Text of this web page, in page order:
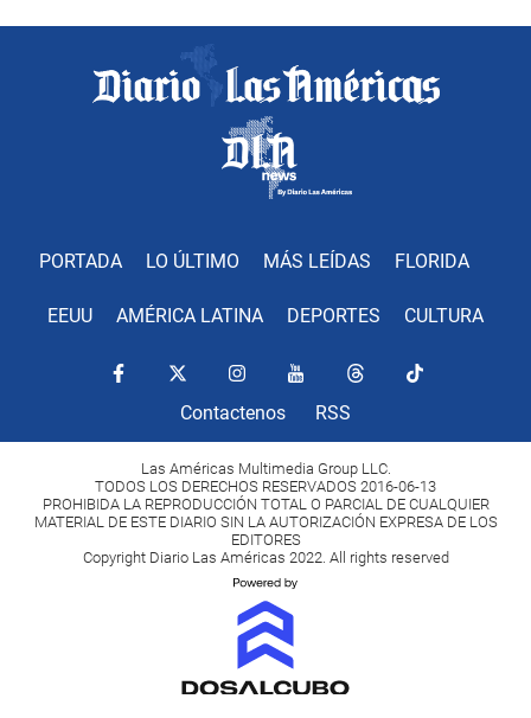
PORTADA LO ÚLTIMO MÁS LEÍDAS FLORIDA
EEUU AMÉRICA LATINA DEPORTES CULTURA
Contactenos RSS
Las Américas Multimedia Group LLC.
TODOS LOS DERECHOS RESERVADOS 2016-06-13
PROHIBIDA LA REPRODUCCIÓN TOTAL O PARCIAL DE CUALQUIER
MATERIAL DE ESTE DIARIO SIN LA AUTORIZACIÓN EXPRESA DE LOS
EDITORES
Copyright Diario Las Américas 2022. All rights reserved